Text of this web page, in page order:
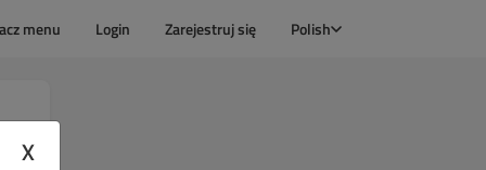
menu Login Zarejestruj się Polish
X